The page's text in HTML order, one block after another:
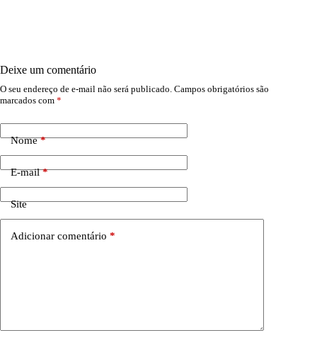
Deixe um comentário
O seu endereço de e-mail não será publicado. Campos obrigatórios são
marcados com *
Nome*
E-mail*
Site
Adicionar comentário *